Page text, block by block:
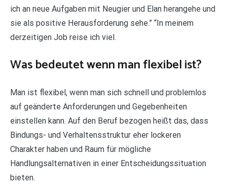
ich an neue Aufgaben mit Neugier und Elan herangehe und
sie als positive Herausforderung sehe.” “In meinem
derzeitigen Job reise ich viel.
Was bedeutet wenn man flexibel ist?
Man ist flexibel, wenn man sich schnell und problemlos
auf geänderte Anforderungen und Gegebenheiten
einstellen kann. Auf den Beruf bezogen heißt das, dass
Bindungs- und Verhaltensstruktur eher lockeren
Charakter haben und Raum für mögliche
Handlungsalternativen in einer Entscheidungssituation
bieten.